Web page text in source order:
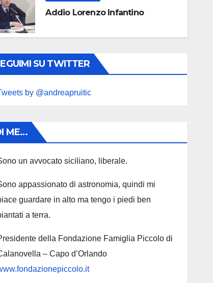
24, 2025 WEBMASTER
Addio Lorenzo Infantino
SU TWITTER
by @andreapruitic
ME…
un avvocato siciliano, liberale.
appassionato di astronomia, quindi mi
guardare in alto ma tengo i piedi ben
a terra.
della Fondazione Famiglia Piccolo di
– Capo d’Orlando